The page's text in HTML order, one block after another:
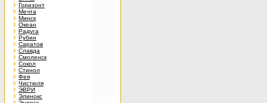
Горизонт
Мечта
Минск
Океан
Радуга
Рубин
Саратов
Славда
Смоленск
Сокол
Стинол
Фея
Чистюля
ЭВРИ
Элинокс